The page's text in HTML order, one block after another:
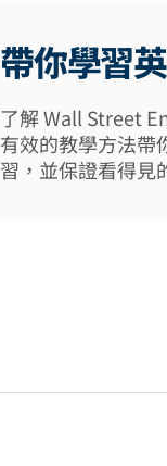
帶你學習
了解 Wall Street
有效的教學方法帶
習，並保證看得見